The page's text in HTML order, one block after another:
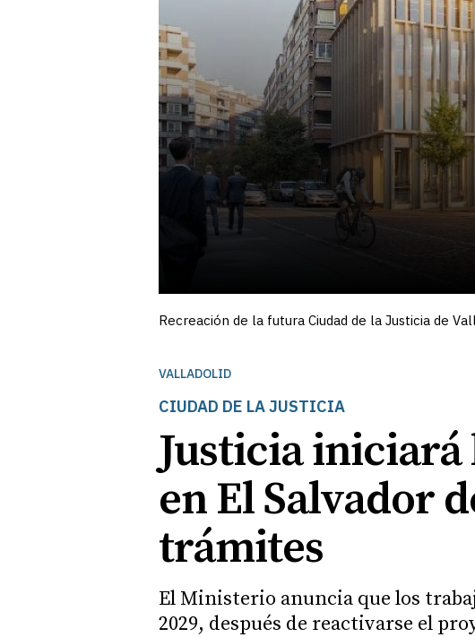
Recreación de la futura Ciudad de la Justicia de
VALLADOLID
CIUDAD DE LA JUSTICIA
Justicia iniciará
en El Salvador
trámites
El Ministerio anuncia que los
2029, después de reactivarse el